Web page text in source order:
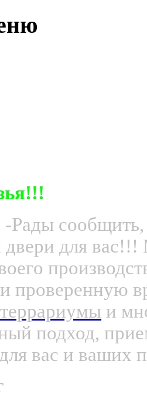
Рады
двери для
проверенную
террариумы и
подход,
вас и ваших